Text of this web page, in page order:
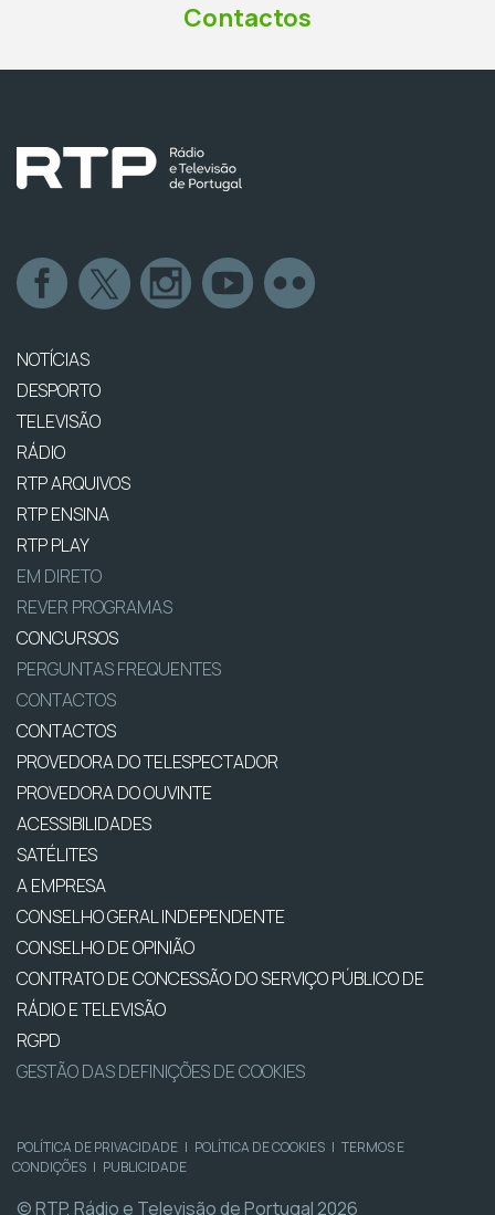
Contactos
NOTÍCIAS
DESPORTO
TELEVISÃO
RÁDIO
RTP ARQUIVOS
RTP ENSINA
RTP PLAY
EM DIRETO
REVER PROGRAMAS
CONCURSOS
PERGUNTAS FREQUENTES
CONTACTOS
CONTACTOS
PROVEDORA DO TELESPECTADOR
PROVEDORA DO OUVINTE
ACESSIBILIDADES
SATÉLITES
A EMPRESA
CONSELHO GERAL INDEPENDENTE
CONSELHO DE OPINIÃO
CONTRATO DE CONCESSÃO DO SERVIÇO PÚBLICO DE
RÁDIO E TELEVISÃO
RGPD
GESTÃO DAS DEFINIÇÕES DE COOKIES
POLÍTICA DE PRIVACIDADE | POLÍTICA DE COOKIES | TERMOS E
CONDIÇÕES | PUBLICIDADE
© RTP, Rádio e Televisão de Portugal 2026